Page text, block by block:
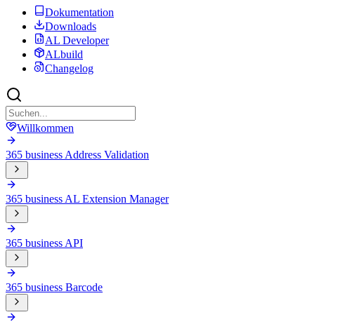
Dokumentation
Downloads
AL Developer
ALbuild
Changelog
Willkommen
365 business Address Validation
365 business AL Extension Manager
365 business API
365 business Barcode